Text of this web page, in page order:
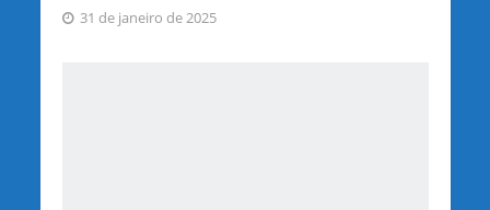
31 de janeiro de 2025